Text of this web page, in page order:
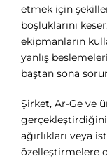
etmek için
boşluklarını
ekipmanların
yanlış
baştan sona
Şirket, Ar-Ge ve
ağırlıkları veya
özelleştirmelere